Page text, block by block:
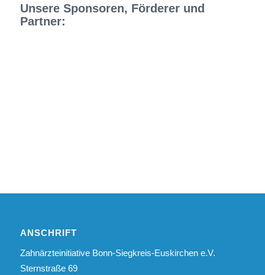
Unsere Sponsoren, Förderer und
Partner:
ANSCHRIFT
Zahnärzteinitiative Bonn-Siegkreis-Euskirchen e.V.
Sternstraße 69